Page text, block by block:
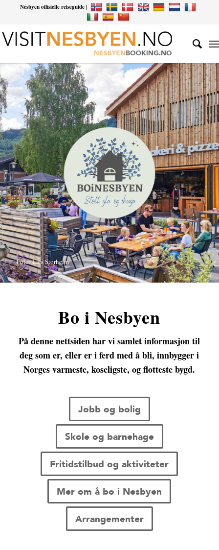
Nesbyen offisielle reiseguide |
Foto: Lars Storheim
Bo i Nesbyen
På denne nettsiden har vi samlet informasjon til
deg som er, eller er i ferd med å bli, innbygger i
Norges varmeste, koseligste, og flotteste bygd.
Jobb og bolig
Skole og barnehage
Fritidstilbud og aktiviteter
Mer om å bo i Nesbyen
Arrangementer